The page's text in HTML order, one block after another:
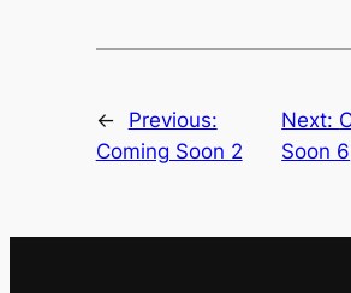
←
Previous:
Coming Soon 2
Next:
Soon 6